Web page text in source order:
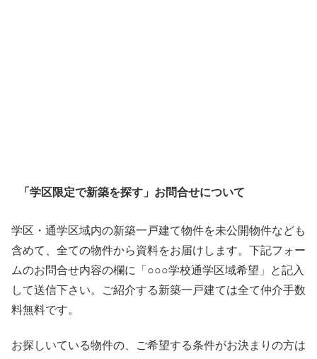
「学区限定で新築を探す」お問合せについて
学区・通学区域内の新築一戸建て物件を未公開物件なども
含めて、全ての物件から資料をお届けします。下記フォー
ムのお問合せ内容の欄に「○○○学校通学区域希望」と記入
して送信下さい。ご紹介する新築一戸建ては全て仲介手数
料無料です。
お探しいている物件の、ご希望する条件がお決まりの方は